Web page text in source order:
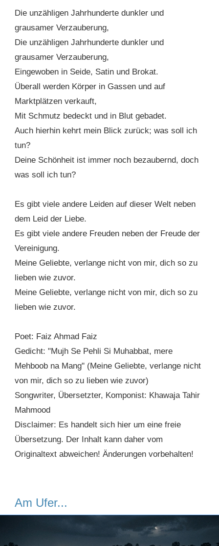
Die unzähligen Jahrhunderte dunkler und
grausamer Verzauberung,
Die unzähligen Jahrhunderte dunkler und
grausamer Verzauberung,
Eingewoben in Seide, Satin und Brokat.
Überall werden Körper in Gassen und auf
Marktplätzen verkauft,
Mit Schmutz bedeckt und in Blut gebadet.
Auch hierhin kehrt mein Blick zurück; was soll ich
tun?
Deine Schönheit ist immer noch bezaubernd, doch
was soll ich tun?
Es gibt viele andere Leiden auf dieser Welt neben
dem Leid der Liebe.
Es gibt viele andere Freuden neben der Freude der
Vereinigung.
Meine Geliebte, verlange nicht von mir, dich so zu
lieben wie zuvor.
Meine Geliebte, verlange nicht von mir, dich so zu
lieben wie zuvor.
Poet: Faiz Ahmad Faiz
Gedicht: "Mujh Se Pehli Si Muhabbat, mere
Mehboob na Mang" (Meine Geliebte, verlange nicht
von mir, dich so zu lieben wie zuvor)
Songwriter, Übersetzter, Komponist: Khawaja Tahir
Mahmood
Disclaimer: Es handelt sich hier um eine freie
Übersetzung. Der Inhalt kann daher vom
Originaltext abweichen! Änderungen vorbehalten!
Am Ufer...